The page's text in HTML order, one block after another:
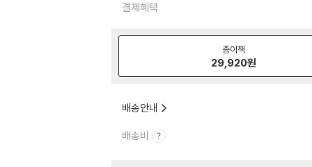
결제혜택
종이책
29,920원
배송안내
배송비